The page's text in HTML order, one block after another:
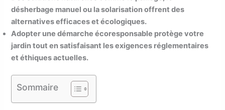
désherbage manuel ou la solarisation offrent des
alternatives efficaces et écologiques.
Adopter une démarche écoresponsable protège votre
jardin tout en satisfaisant les exigences réglementaires
et éthiques actuelles.
Sommaire